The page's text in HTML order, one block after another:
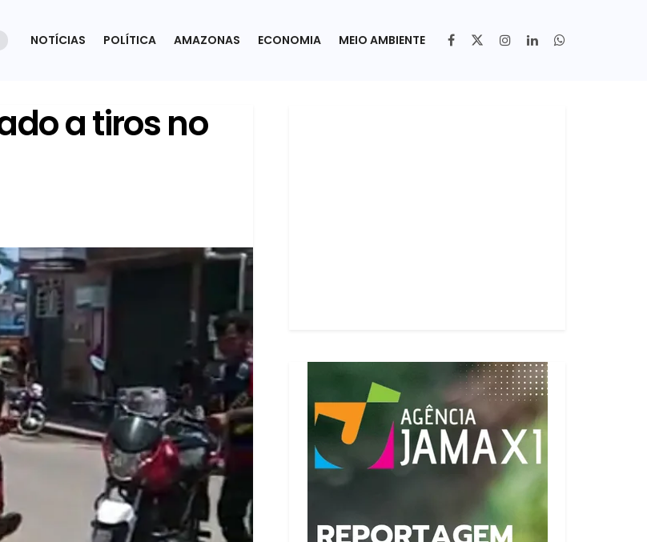
NOTÍCIAS POLÍTICA AMAZONAS ECONOMIA MEIO AMBIENTE
a tiros no